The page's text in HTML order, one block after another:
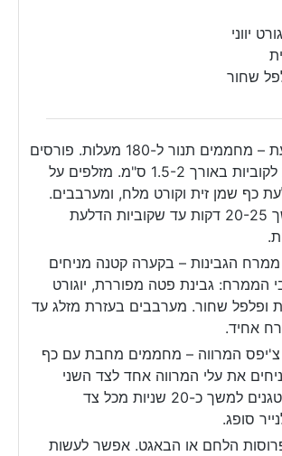
יווני
שחור
הכנת הדלעת – מחממים תנור ל-180 מעלות. פורסים
את הדלעת לקוביות באורך 1.5-2 ס"מ. מזלפים על
כף שמן זית וקורט מלח, ומערבבים.
אופים למשך 20-25 דקות עד שקוביות הדלעת
הגבינות – בקערה קטנה מניחים
הממרח: גבינת פטה מפוררת, יוגורט
זית ופלפל שחור. מערבבים בעזרת מזלג עד
אחיד.
צ'יפס המרווה – מחממים מחבת עם כף
את עלי המרווה אחד לצד השני
במחבת. מטגנים למשך כ-20 שניות מכל צד
סופג.
הלחם או הבאגט. אפשר לעשות